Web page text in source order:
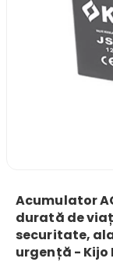
Acumulator
durată de
securitate,
urgență - Kijo